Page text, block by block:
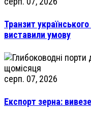
Транзит
виставили умову
серп. 07, 2026
Експорт зерна: